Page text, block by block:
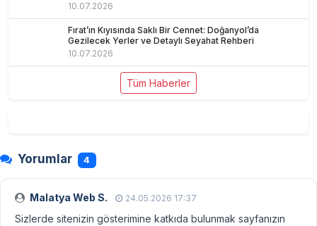
10.07.2026
Fırat’ın Kıyısında Saklı Bir Cennet: Doğanyol’da
Gezilecek Yerler ve Detaylı Seyahat Rehberi
10.07.2026
Tüm Haberler
Yorumlar 4
Malatya Web S. 24.05.2026 17:37
Sizlerde sitenizin gösterimine katkıda bulunmak sayfanızın